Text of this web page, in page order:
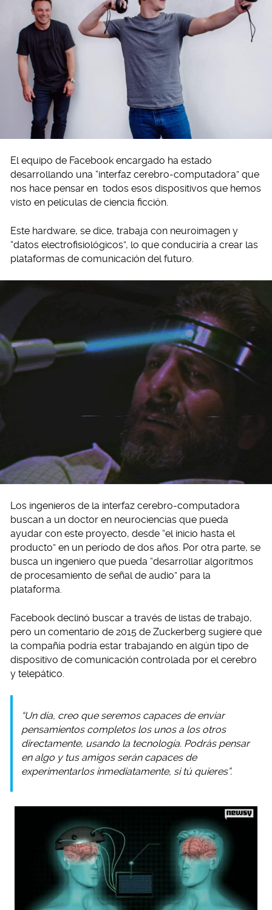
El equipo de Facebook encargado ha estado
desarrollando una “interfaz cerebro-computadora” que
nos hace pensar en todos esos dispositivos que hemos
visto en películas de ciencia ficción.
Este hardware, se dice, trabaja con neuroimagen y
“datos electrofisiológicos”, lo que conduciría a crear las
plataformas de comunicación del futuro.
Los ingenieros de la interfaz cerebro-computadora
buscan a un doctor en neurociencias que pueda
ayudar con este proyecto, desde “el inicio hasta el
producto” en un período de dos años. Por otra parte, se
busca un ingeniero que pueda “desarrollar algoritmos
de procesamiento de señal de audio” para la
plataforma.
Facebook declinó buscar a través de listas de trabajo,
pero un comentario de 2015 de Zuckerberg sugiere que
la compañía podría estar trabajando en algún tipo de
dispositivo de comunicación controlada por el cerebro
y telepático.
“Un día, creo que seremos capaces de enviar
pensamientos completos los unos a los otros
directamente, usando la tecnología. Podrás pensar
en algo y tus amigos serán capaces de
experimentarlos inmediatamente, si tú quieres”.